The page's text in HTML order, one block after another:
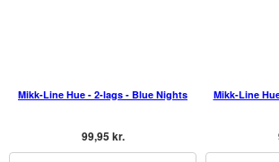
Mikk-Line Hue - 2-lags - Blue Nights
99,95 kr.
Mikk-Line